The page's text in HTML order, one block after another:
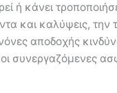
ή κάνει
και καλύψεις, την
αποδοχής
συνεργαζόμενες